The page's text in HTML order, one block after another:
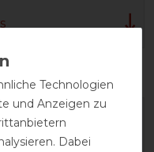
Technologien
und Anzeigen zu
Dabei